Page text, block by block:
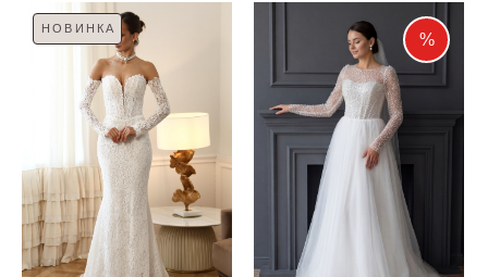
НОВИНКА
%